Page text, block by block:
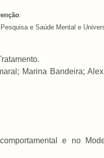
:
e Saúde Mental e
Marina Bandeira;
e no